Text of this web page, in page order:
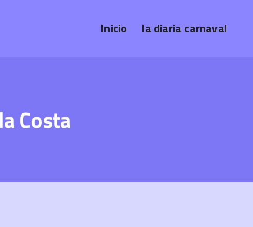
Inicio la diaria carnaval
Costa